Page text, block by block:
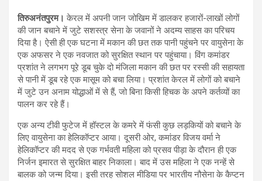
तिरुअनंतपुरम। केरल में अपनी जान जोखिम में डालकर हजारों-लाखों लोगों
की जान बचाने में जुटे सशस्त्र सेना के जवानों ने अदम्य साहस का परिचय
दिया है। ऐसी ही एक घटना में मकान की छत तक पानी पहुंचने पर वायुसेना के
एक अफसर ने एक नवजात को सुरक्षित स्थान पर पहुंचाया। विंग कमांडर
प्रशांत ने लगभग पूरे डूब चुके दो मंजिला मकान की छत पर रस्सी की सहायता
से पानी में डूब रहे एक मासूम को बचा लिया। प्रशांत केरल में लोगों को बचाने
में जुटे उन अनाम योद्धाओं में से हैं, जो बिना किसी हिचक के अपने कर्तव्यों का
पालन कर रहे हैं।
एक अन्य टीवी फुटेज में हॉस्टल के कमरे में फंसी कुछ लड़कियों को बचाने के
लिए वायुसेना का हेलिकॉप्टर आया। दूसरी ओर, कमांडर विजय वर्मा ने
हेलिकॉप्टर की मदद से एक गर्भवती महिला को प्रसव पीड़ा के दौरान ही एक
निर्जन इमारत से सुरक्षित बाहर निकाला। बाद में उस महिला ने एक नन्हें से
बालक को जन्म दिया। इसी तरह सोशल मीडिया पर भारतीय नौसेना के कैप्टन